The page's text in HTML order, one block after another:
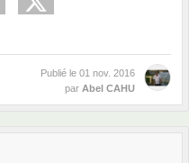
Publié le 01 nov. 2016
par Abel CAHU